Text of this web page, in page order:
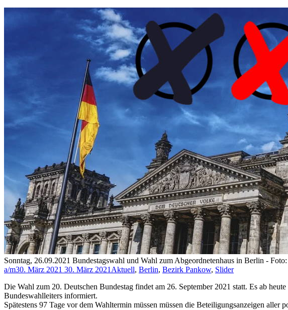
Sonntag, 26.09.2021 Bundestagswahl und Wahl zum Abgeordnetenhaus in Berlin -
a/m30. März 2021 30. März 2021 Aktuell, Berlin, Bezirk Pankow, Slider
Die Wahl zum 20. Deutschen Bundestag findet am 26. September 2021 statt. Es ab heute
Bundeswahlleiters informiert.
Spätestens 97 Tage vor dem Wahltermin müssen müssen die Beteiligungsanzeigen